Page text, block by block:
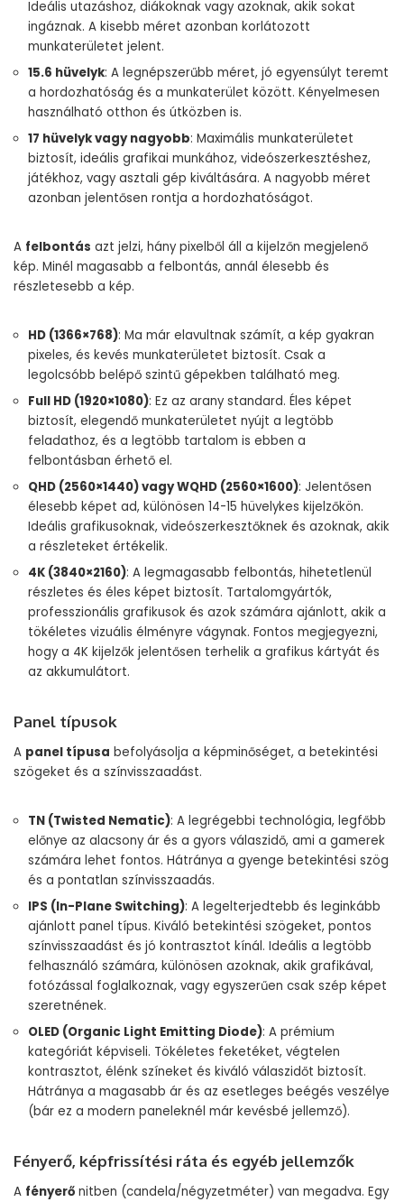
Ideális utazáshoz, diákoknak vagy azoknak, akik sokat
ingáznak. A kisebb méret azonban korlátozott
munkaterületet jelent.
15.6 hüvelyk: A legnépszerűbb méret, jó egyensúlyt teremt
a hordozhatóság és a munkaterület között. Kényelmesen
használható otthon és útközben is.
17 hüvelyk vagy nagyobb: Maximális munkaterületet
biztosít, ideális grafikai munkához, videószerkesztéshez,
játékhoz, vagy asztali gép kiváltására. A nagyobb méret
azonban jelentősen rontja a hordozhatóságot.
A felbontás azt jelzi, hány pixelből áll a kijelzőn megjelenő
kép. Minél magasabb a felbontás, annál élesebb és
részletesebb a kép.
HD (1366×768): Ma már elavultnak számít, a kép gyakran
pixeles, és kevés munkaterületet biztosít. Csak a
legolcsóbb belépő szintű gépekben található meg.
Full HD (1920×1080): Ez az arany standard. Éles képet
biztosít, elegendő munkaterületet nyújt a legtöbb
feladathoz, és a legtöbb tartalom is ebben a
felbontásban érhető el.
QHD (2560×1440) vagy WQHD (2560×1600): Jelentősen
élesebb képet ad, különösen 14-15 hüvelykes kijelzőkön.
Ideális grafikusoknak, videószerkesztőknek és azoknak, akik
a részleteket értékelik.
4K (3840×2160): A legmagasabb felbontás, hihetetlenül
részletes és éles képet biztosít. Tartalomgyártók,
professzionális grafikusok és azok számára ajánlott, akik a
tökéletes vizuális élményre vágynak. Fontos megjegyezni,
hogy a 4K kijelzők jelentősen terhelik a grafikus kártyát és
az akkumulátort.
Panel típusok
A panel típusa befolyásolja a képminőséget, a betekintési
szögeket és a színvisszaadást.
TN (Twisted Nematic): A legrégebbi technológia, legfőbb
előnye az alacsony ár és a gyors válaszidő, ami a gamerek
számára lehet fontos. Hátránya a gyenge betekintési szög
és a pontatlan színvisszaadás.
IPS (In-Plane Switching): A legelterjedtebb és leginkább
ajánlott panel típus. Kiváló betekintési szögeket, pontos
színvisszaadást és jó kontrasztot kínál. Ideális a legtöbb
felhasználó számára, különösen azoknak, akik grafikával,
fotózással foglalkoznak, vagy egyszerűen csak szép képet
szeretnének.
OLED (Organic Light Emitting Diode): A prémium
kategóriát képviseli. Tökéletes feketéket, végtelen
kontrasztot, élénk színeket és kiváló válaszidőt biztosít.
Hátránya a magasabb ár és az esetleges beégés veszélye
(bár ez a modern paneleknél már kevésbé jellemző).
Fényerő, képfrissítési ráta és egyéb jellemzők
A fényerő nitben (candela/négyzetméter) van megadva. Egy